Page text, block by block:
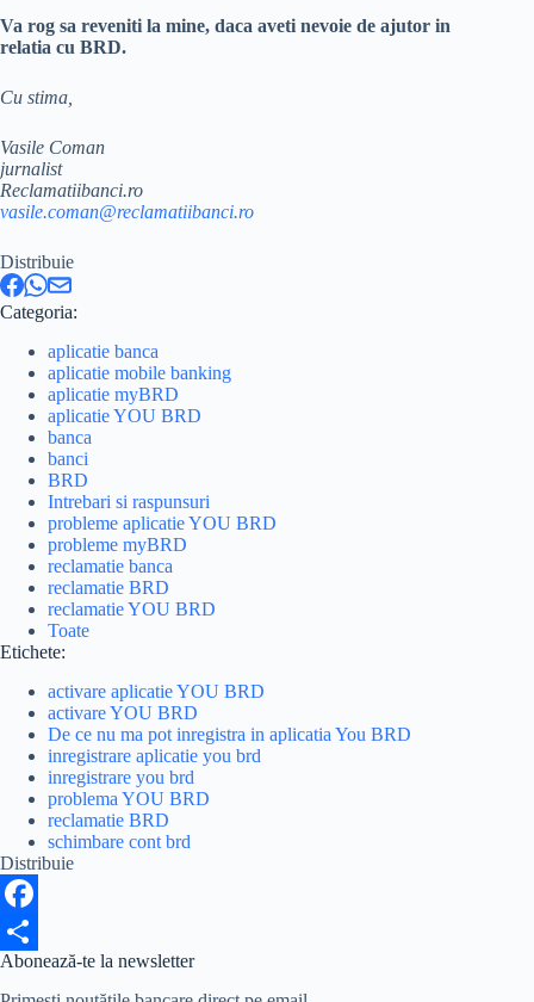
Va rog sa reveniti la mine, daca aveti nevoie de ajutor in
relatia cu BRD.
Cu stima,
Vasile Coman
jurnalist
Reclamatiibanci.ro
vasile.coman@reclamatiibanci.ro
Distribuie
Categoria:
aplicatie banca
aplicatie mobile banking
aplicatie myBRD
aplicatie YOU BRD
banca
banci
BRD
Intrebari si raspunsuri
probleme aplicatie YOU BRD
probleme myBRD
reclamatie banca
reclamatie BRD
reclamatie YOU BRD
Toate
Etichete:
activare aplicatie YOU BRD
activare YOU BRD
De ce nu ma pot inregistra in aplicatia You BRD
inregistrare aplicatie you brd
inregistrare you brd
problema YOU BRD
reclamatie BRD
schimbare cont brd
Distribuie
F
a
S
Abonează-te la newsletter